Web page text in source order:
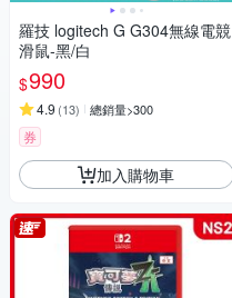
羅技 logitech G G304無線電競
滑鼠-黑/白
$990
4.9 (13) 總銷量>300
券
加入購物車